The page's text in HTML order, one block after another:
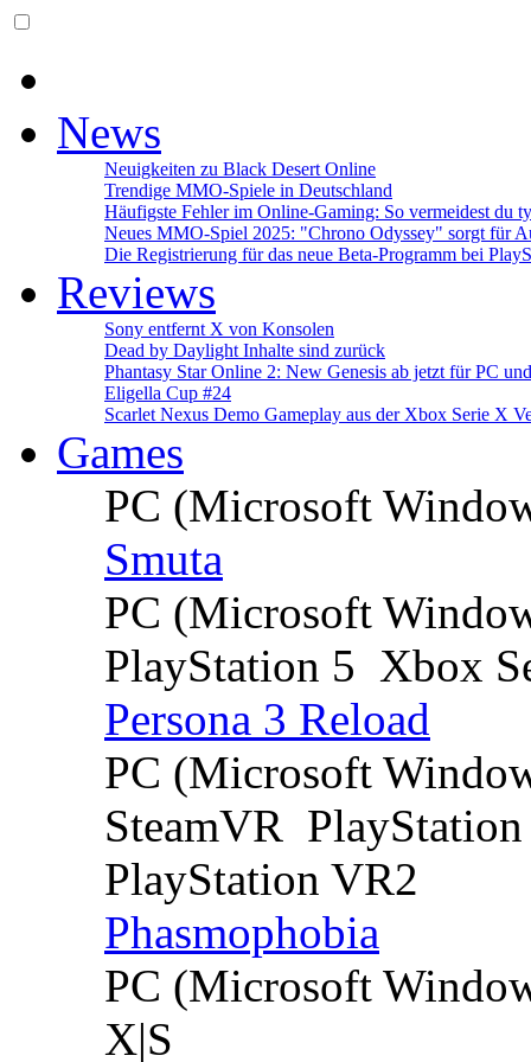
News
Neuigkeiten zu Black Desert Online
Trendige MMO-Spiele in Deutschland
Häufigste Fehler im Online-Gaming: So vermeidest du
Neues MMO-Spiel 2025: "Chrono Odyssey" sorgt für
Die Registrierung für das neue Beta-Programm bei
Reviews
Sony entfernt X von Konsolen
Dead by Daylight Inhalte sind zurück
Phantasy Star Online 2: New Genesis ab jetzt für PC
Eligella Cup #24
Scarlet Nexus Demo Gameplay aus der Xbox Serie X
Games
PC (Microsoft
Smuta
PC (Microsoft
PlayStation 5 Xbox
Persona 3 Reload
PC (Microsoft
SteamVR
PlayStation VR2
Phasmophobia
PC (Microsoft
X|S